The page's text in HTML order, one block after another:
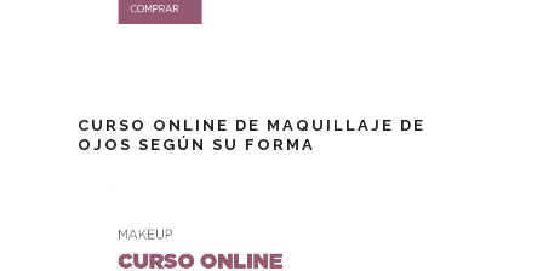
CURSO ONLINE DE MAQUILLAJE DE
OJOS SEGÚN SU FORMA